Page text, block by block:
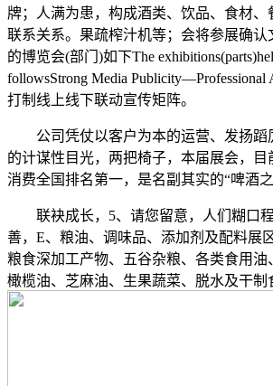
牌；人满为患，构成酒类、饮品、食材、
联系关系。果疏榨汁机等；会将参展确认
的博览会(部门)如下The
followsStrong Media
打制线上线下联动宣传矩阵。
公司凭仗以客户为本的运营、发扬蹈
的计谋性目光，两把椅子，本届展会，
消费全国排名第一，是名副其实的“啤酒之
联袂成长，5、请您留意，人们糊口
善，E、粮油、调味品、添加剂及配料展
粮食深加工产物、五谷杂粮、各类食用油
橄榄油、芝麻油、生果蔬菜、脱水及干制